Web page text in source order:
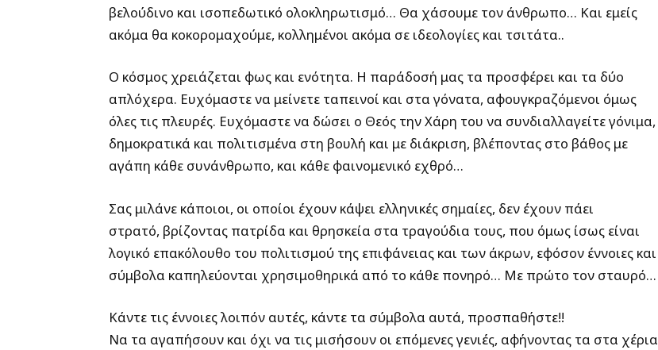
βελούδινο και ισοπεδωτικό ολοκληρωτισμό… Θα χάσουμε τον άνθρωπο… Και εμείς
ακόμα θα κοκορομαχούμε, κολλημένοι ακόμα σε ιδεολογίες και τσιτάτα..
Ο κόσμος χρειάζεται φως και ενότητα. Η παράδοσή μας τα προσφέρει και τα δύο
απλόχερα. Ευχόμαστε να μείνετε ταπεινοί και στα γόνατα, αφουγκραζόμενοι όμως
όλες τις πλευρές. Ευχόμαστε να δώσει ο Θεός την Χάρη του να συνδιαλλαγείτε γόνιμα,
δημοκρατικά και πολιτισμένα στη βουλή και με διάκριση, βλέποντας στο βάθος με
αγάπη κάθε συνάνθρωπο, και κάθε φαινομενικό εχθρό…
Σας μιλάνε κάποιοι, οι οποίοι έχουν κάψει ελληνικές σημαίες, δεν έχουν πάει
στρατό, βρίζοντας πατρίδα και θρησκεία στα τραγούδια τους, που όμως ίσως είναι
λογικό επακόλουθο του πολιτισμού της επιφάνειας και των άκρων, εφόσον έννοιες και
σύμβολα καπηλεύονται χρησιμοθηρικά από το κάθε πονηρό… Με πρώτο τον σταυρό…
Κάντε τις έννοιες λοιπόν αυτές, κάντε τα σύμβολα αυτά, προσπαθήστε!!
Να τα αγαπήσουν και όχι να τις μισήσουν οι επόμενες γενιές, αφήνοντας τα στα χέρια